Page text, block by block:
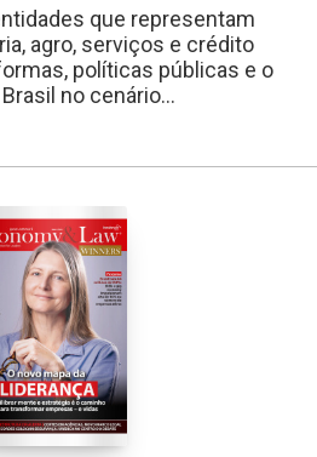
que representam
agro, serviços e crédito
políticas públicas e o
no cenário...